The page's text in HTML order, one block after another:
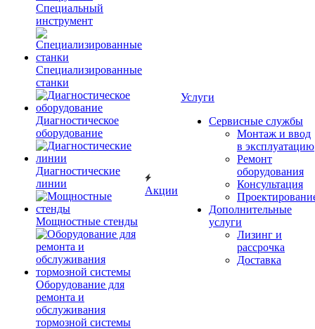
Специальный
инструмент
Специализированные
станки
Диагностическое
оборудование
Диагностические
линии
Мощностные стенды
Оборудование для
ремонта и
обслуживания
тормозной системы
Акции
Услуги
Сервисные службы
Монтаж и ввод
в эксплуатацию
Ремонт
оборудования
Консультация
Дополнительные
услуги
Лизинг и
рассрочка
Доставка